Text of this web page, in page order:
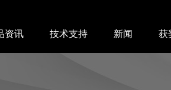
资讯 技术支持 新闻 获